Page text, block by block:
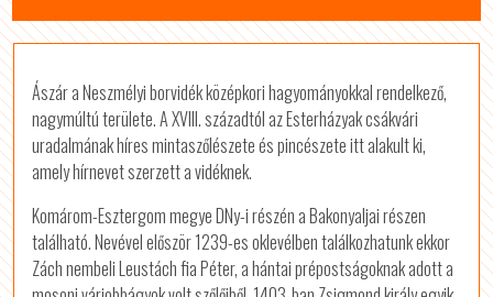
Ászár a Neszmélyi borvidék középkori hagyományokkal rendelkező,
nagymúltú területe. A XVIII. századtól az Esterházyak csákvári
uradalmának híres mintaszőlészete és pincészete itt alakult ki,
amely hírnevet szerzett a vidéknek.
Komárom-Esztergom megye DNy-i részén a Bakonyaljai részen
található. Nevével először 1239-es oklevélben találkozhatunk ekkor
Zách nembeli Leustách fia Péter, a hántai prépostságoknak adott a